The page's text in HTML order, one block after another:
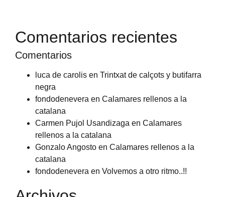
Comentarios recientes
Comentarios
luca de carolis en Trintxat de calçots y butifarra
negra
fondodenevera en Calamares rellenos a la
catalana
Carmen Pujol Usandizaga en Calamares
rellenos a la catalana
Gonzalo Angosto en Calamares rellenos a la
catalana
fondodenevera en Volvemos a otro ritmo..!!